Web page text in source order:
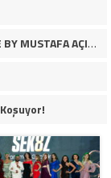
GAZİANTEP’TE YILDIZLAR GEÇİDİ: ŞAMDANCI VE BY MUSTAFA AÇILIŞI İLE GREEN PARK’TA GÖRKEMLİ GALA